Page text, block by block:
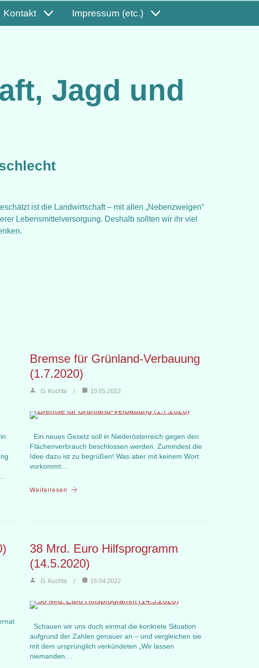
Kontakt Impressum (etc.)
Jagd und
ist die Landwirtschaft – mit allen „Nebenzweigen“
Lebensmittelversorgung. Deshalb sollten wir ihr viel
Bremse für Grünland-Verbauung
(1.7.2020)
G. Kuchta 10.05.2022
Ein neues Gesetz soll in Niederösterreich gegen den
Flächenverbrauch beschlossen werden. Zumindest die
Idee dazu ist zu begrüßen! Was aber mit keinem Wort
vorkommt…
Weiterlesen
38 Mrd. Euro Hilfsprogramm
(14.5.2020)
G. Kuchta 16.04.2022
Schauen wir uns doch einmal die konkrete Situation
aufgrund der Zahlen genauer an – und vergleichen sie
mit dem ursprünglich verkündeten „Wir lassen
niemanden…